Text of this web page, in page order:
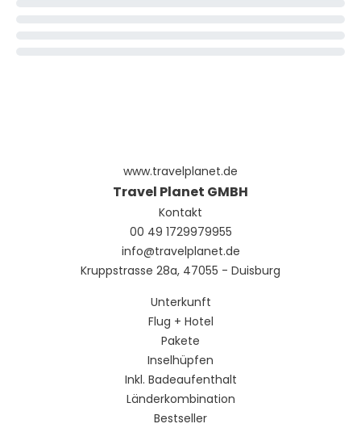
www.travelplanet.de
Travel Planet GMBH
Kontakt
00 49 1729979955
info@travelplanet.de
Kruppstrasse 28a, 47055 - Duisburg
Unterkunft
Flug + Hotel
Pakete
Inselhüpfen
Inkl. Badeaufenthalt
Länderkombination
Bestseller